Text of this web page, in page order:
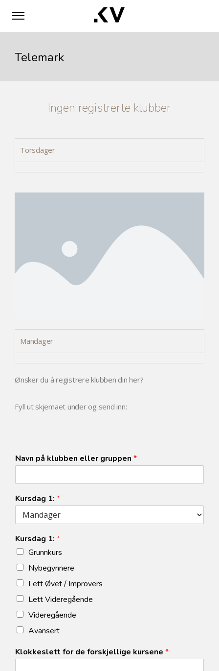
Telemark
Ingen registrerte klubber
Torsdager
Mandager
Ønsker du å registrere klubben din her?
Fyll ut skjemaet under og send inn:
Navn på klubben eller gruppen *
Kursdag 1: *
Kursdag 1: *
Grunnkurs
Nybegynnere
Lett Øvet / Improvers
Lett Videregående
Videregående
Avansert
Klokkeslett for de forskjellige kursene *